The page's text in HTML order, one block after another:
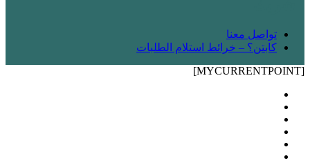
تواصل معنا
كابتن؟ – خرائط استلام الطلبات
[MYCURRENTPOINT]